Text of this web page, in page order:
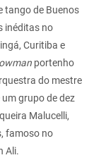
tango de Buenos
inéditas no
Curitiba e
portenho
do mestre
grupo de dez
Malucelli,
famoso no
Ali.